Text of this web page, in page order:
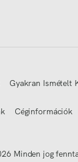
Gyakran Ismételt
Céginformációk
Minden jog